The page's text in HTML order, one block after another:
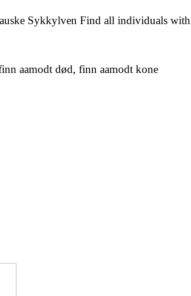
Sykkylven Find all individuals with
aamodt død, finn aamodt kone